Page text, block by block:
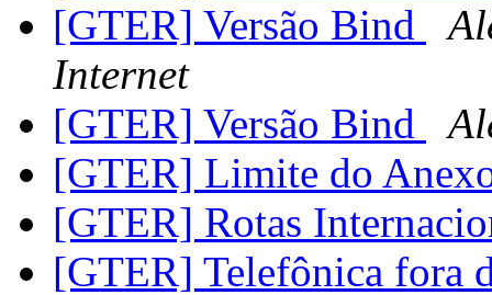
[GTER] Versão Bind
Internet
[GTER] Versão Bind
[GTER] Limite do
[GTER] Rotas
[GTER] Telefônica fora